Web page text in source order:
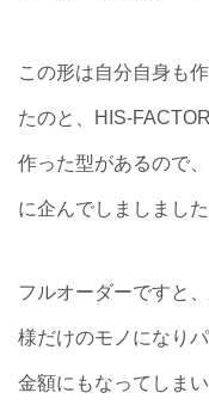
この形は自分自身も
たのと、HIS-
作った型があるので
に企んでしましました
フルオーダーですと
様だけのモノになり
金額にもなってしま